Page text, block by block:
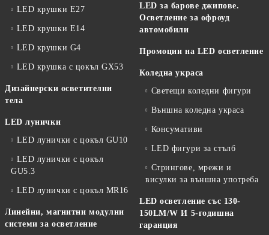
LED крушки E27
LED крушки E14
LED крушки G4
LED крушка с цокъл GX53
Дизайнерски осветителни
тела
LED лунички
LED лунички с цокъл GU10
LED лунички с цокъл
GU5.3
LED лунички с цокъл MR16
Линейни, магнитни модулни
системи за осветление
LED за барове джипове.
Осветление за офроуд
автомобили
Промоции на LED осветление
Коледна украса
Светещи коледни фигури
Външна коледна украса
Консумативи
LED фигури за стълб
Стрингове, мрежи и
висулки за външна употреба
LED осветление със 130-
150LM/W И 5-годишна
гаранция